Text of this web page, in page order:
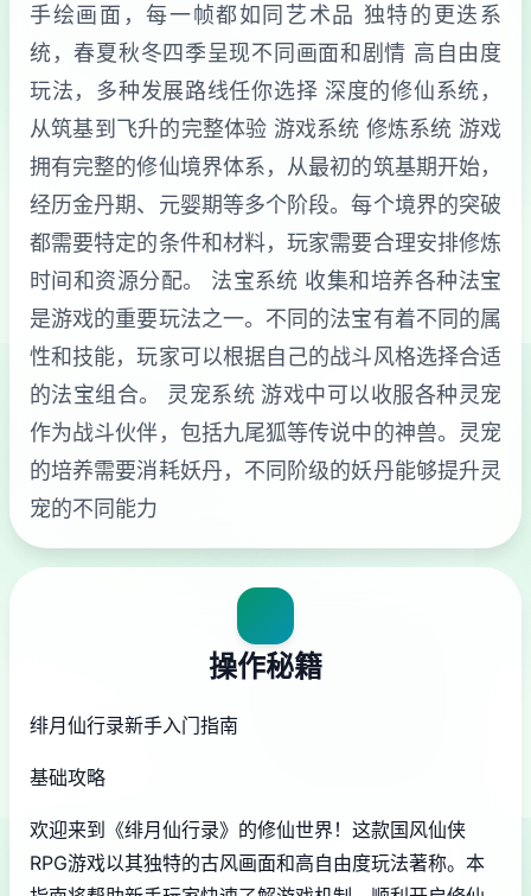
手绘画面，每一帧都如同艺术品 独特的更迭系
统，春夏秋冬四季呈现不同画面和剧情 高自由度
玩法，多种发展路线任你选择 深度的修仙系统，
从筑基到飞升的完整体验 游戏系统 修炼系统 游戏
拥有完整的修仙境界体系，从最初的筑基期开始，
经历金丹期、元婴期等多个阶段。每个境界的突破
都需要特定的条件和材料，玩家需要合理安排修炼
时间和资源分配。 法宝系统 收集和培养各种法宝
是游戏的重要玩法之一。不同的法宝有着不同的属
性和技能，玩家可以根据自己的战斗风格选择合适
的法宝组合。 灵宠系统 游戏中可以收服各种灵宠
作为战斗伙伴，包括九尾狐等传说中的神兽。灵宠
的培养需要消耗妖丹，不同阶级的妖丹能够提升灵
宠的不同能力
操作秘籍
绯月仙行录新手入门指南
基础攻略
欢迎来到《绯月仙行录》的修仙世界！这款国风仙侠
RPG游戏以其独特的古风画面和高自由度玩法著称。本